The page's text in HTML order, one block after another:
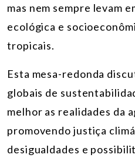
mas nem sempre levam
ecológica e
tropicais.
Esta mesa-redonda
globais de
melhor as realidades da
promovendo justiça
desigualdades e